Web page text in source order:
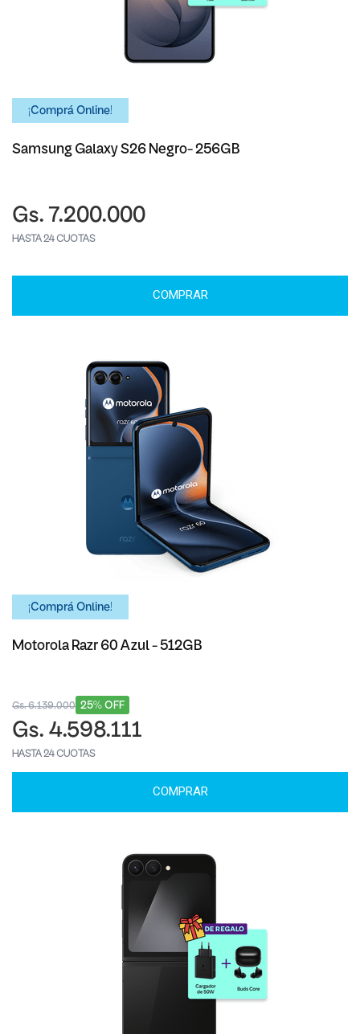
¡Comprá Online!
Samsung Galaxy S26 Negro- 256GB
Gs. 7.200.000
HASTA 24 CUOTAS
COMPRAR
¡Comprá Online!
Motorola Razr 60 Azul - 512GB
25% OFF
Gs. 6.139.000
Gs. 4.598.111
HASTA 24 CUOTAS
COMPRAR